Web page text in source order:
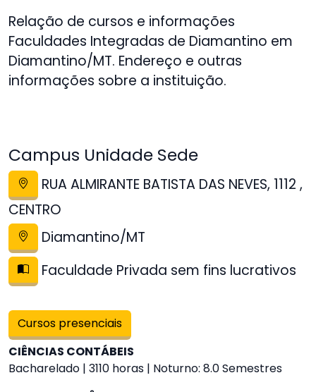
Relação de cursos e informações
Faculdades Integradas de Diamantino em
Diamantino/MT. Endereço e outras
informações sobre a instituição.
Campus Unidade Sede
RUA ALMIRANTE BATISTA DAS NEVES, 1112 ,
CENTRO
Diamantino/MT
Faculdade Privada sem fins lucrativos
Cursos presenciais
CIÊNCIAS CONTÁBEIS
Bacharelado | 3110 horas | Noturno: 8.0 Semestres